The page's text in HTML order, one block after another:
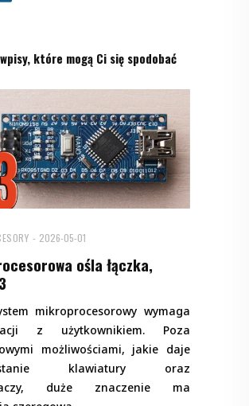
które mogą Ci się spodobać
2026-05-01
ośla łączka,
mikroprocesorowy wymaga
z użytkownikiem. Poza
możliwościami, jakie daje
klawiatury oraz
duże znaczenie ma